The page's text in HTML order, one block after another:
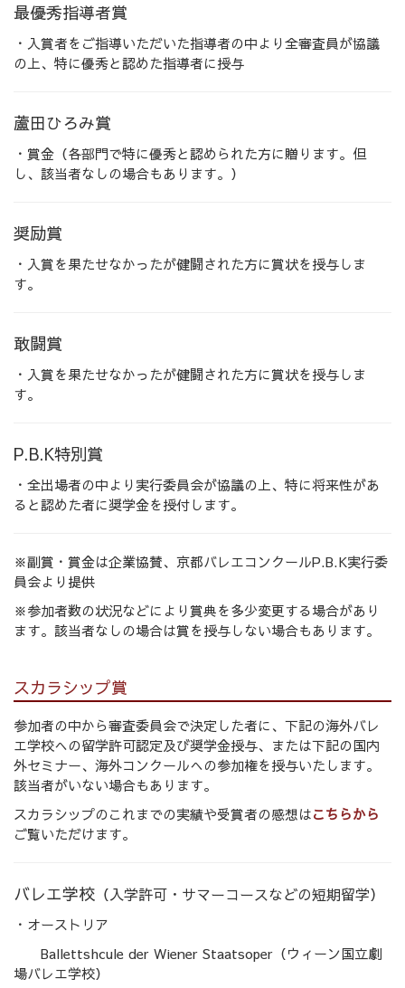
最優秀指導者賞
・入賞者をご指導いただいた指導者の中より全審査員が協議
の上、特に優秀と認めた指導者に授与
蘆田ひろみ賞
・賞金（各部門で特に優秀と認められた方に贈ります。但
し、該当者なしの場合もあります。）
奨励賞
・入賞を果たせなかったが健闘された方に賞状を授与しま
す。
敢闘賞
・入賞を果たせなかったが健闘された方に賞状を授与しま
す。
P.B.K特別賞
・全出場者の中より実行委員会が協議の上、特に将来性があ
ると認めた者に奨学金を授付します。
※副賞・賞金は企業協賛、京都バレエコンクールP.B.K実行委
員会より提供
※参加者数の状況などにより賞典を多少変更する場合があり
ます。該当者なしの場合は賞を授与しない場合もあります。
スカラシップ賞
参加者の中から審査委員会で決定した者に、下記の海外バレ
エ学校への留学許可認定及び奨学金授与、または下記の国内
外セミナー、海外コンクールへの参加権を授与いたします。
該当者がいない場合もあります。
スカラシップのこれまでの実績や受賞者の感想はこちらから
ご覧いただけます。
バレエ学校 （入学許可・サマーコースなどの短期留学）
・オーストリア
Ballettshcule der Wiener Staatsoper（ウィーン国立劇
場バレエ学校）